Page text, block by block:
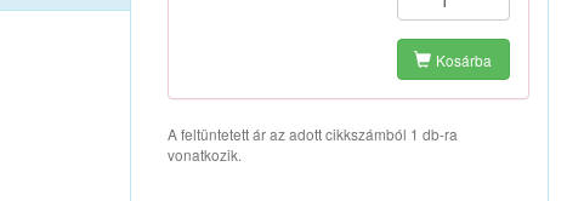
Kosárba
A feltüntetett ár az adott cikkszámból 1 db-ra
vonatkozik.